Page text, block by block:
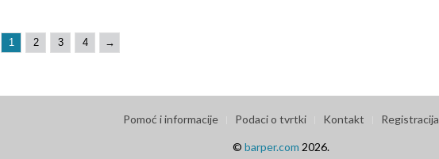
1 2 3 4 →
Pomoć i informacije Podaci o tvrtki Kontakt Registracija
© barper.com 2026.